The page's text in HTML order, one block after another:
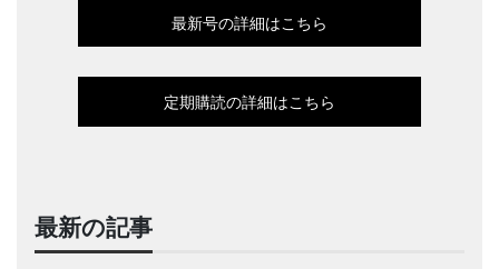
最新号の詳細はこちら
定期購読の詳細はこちら
最新の記事